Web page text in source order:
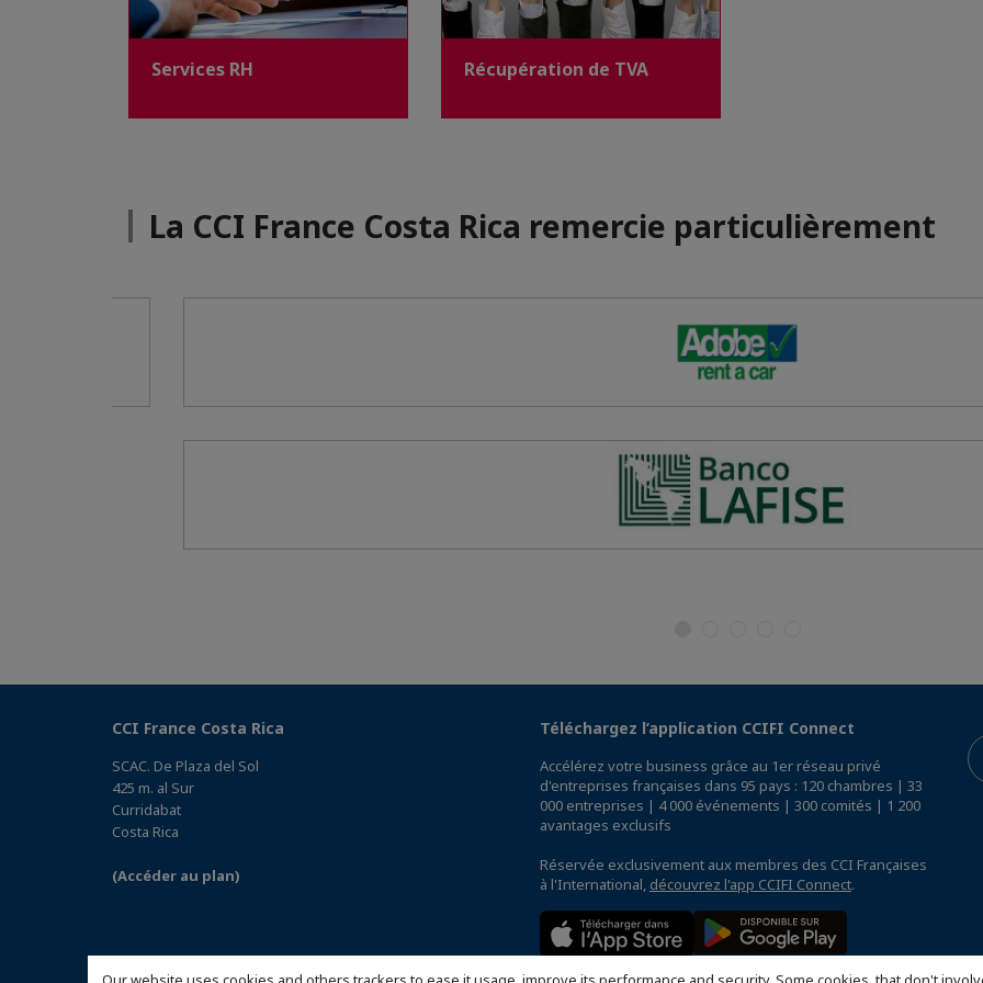
Services RH Récupération de TVA
La CCI France Costa Rica remercie particulièrement
CCI France Costa Rica
SCAC. De Plaza del Sol
425 m. al Sur
Curridabat
Costa Rica
(Accéder au plan)
Téléchargez l’application CCIFI Connect
Accélérez votre business grâce au 1er réseau privé
d'entreprises françaises dans 95 pays : 120 chambres | 33
000 entreprises | 4 000 événements | 300 comités | 1 200
avantages exclusifs
Réservée exclusivement aux membres des CCI Françaises
à l'International, découvrez l'app CCIFI Connect.